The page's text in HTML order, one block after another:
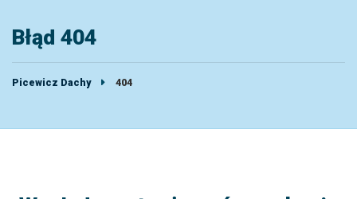
Błąd 404
Picewicz Dachy 404